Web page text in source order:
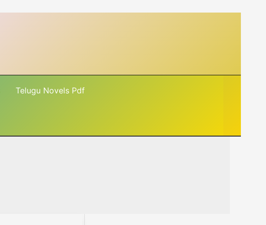
Telugu Novels Pdf